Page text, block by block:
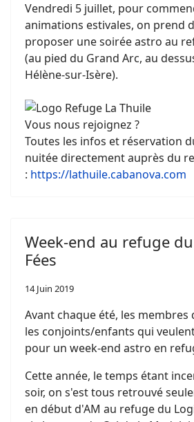
Vendredi 5 juillet, pour
animations estivales, on prend
proposer une soirée astro au
(au pied du Grand Arc, au
Hélène-sur-Isère).
Vous nous rejoignez ?
Toutes les infos et réservation
nuitée directement auprès du
: https://lathuile.cabanova.com
Week-end au refuge
Fées
14 Juin 2019
Avant chaque été, les membres
les conjoints/enfants qui
pour un week-end astro en
Cette année, le temps étant
soir, on s'est tous retrouvé
en début d'AM au refuge du